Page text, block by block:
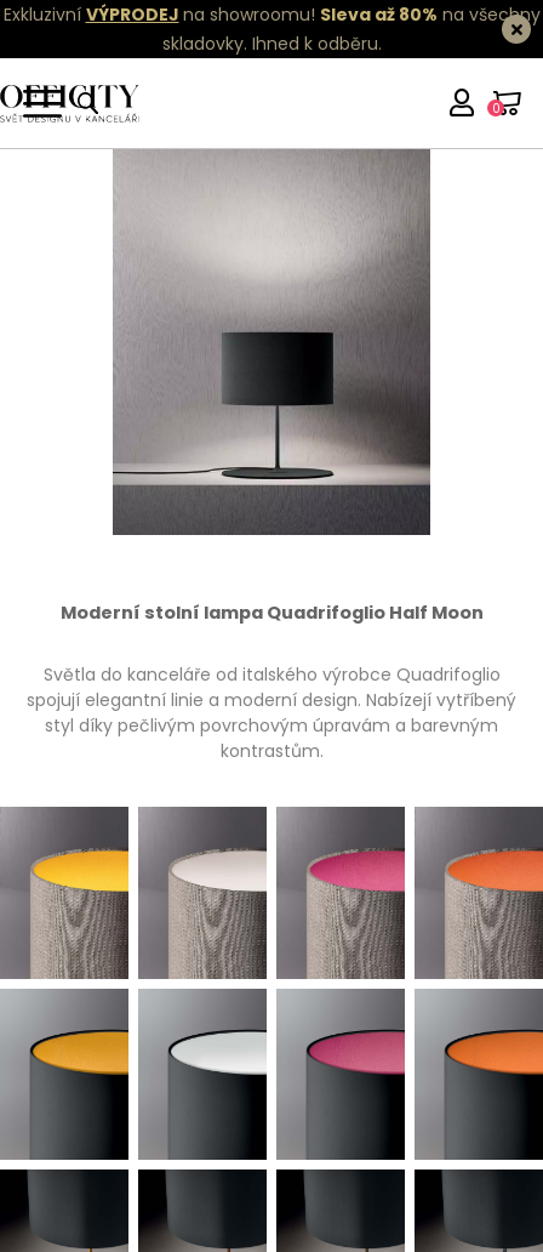
Exkluzivní VÝPRODEJ na showroomu! Sleva až 80% na všechny
skladovky. Ihned k odběru.
0
Moderní stolní lampa Quadrifoglio Half Moon
Světla do kanceláře od italského výrobce Quadrifoglio
spojují elegantní linie a moderní design. Nabízejí vytříbený
styl díky pečlivým povrchovým úpravám a barevným
kontrastům.